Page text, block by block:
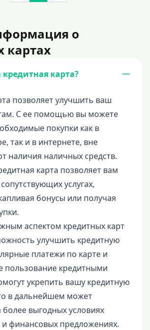
о
картах
карта?
позволяет улучшить ваш
С ее помощью вы можете
покупки как в
так и в интернете, вне
наличия наличных средств.
карта позволяет вам
услугах,
бонусы или получая
аспектом кредитных карт
улучшить кредитную
платежи по карте и
пользование кредитными
укрепить вашу кредитную
в дальнейшем может
более выгодных условиях
и финансовых предложениях.